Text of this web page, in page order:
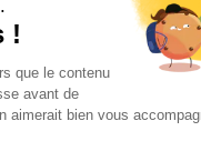
AIDE